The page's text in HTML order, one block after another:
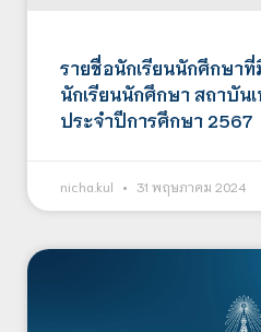
รายชื่อนักเรียนนักศึกษา
นักเรียนนักศึกษา สถาบัน
ประจำปีการศึกษา 2567
nicha.kul 31 พฤษภาคม 2024